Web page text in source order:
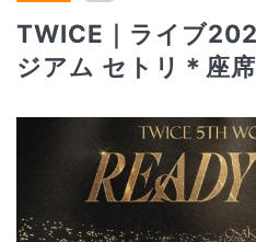
TWICE｜ライブ
ジアム セトリ＊座